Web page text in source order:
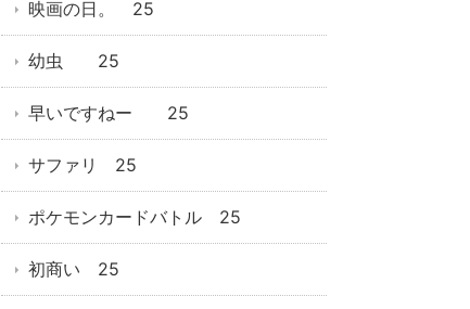
映画の日。 25
幼虫 25
早いですねー 25
サファリ 25
ポケモンカードバトル 25
初商い 25